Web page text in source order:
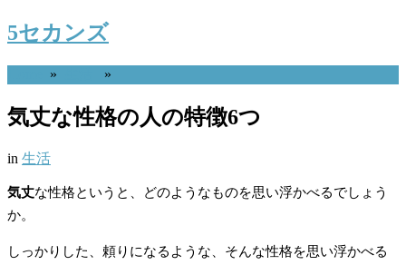
5セカンズ
» »
気丈な性格の人の特徴6つ
in 生活
気丈な性格というと、どのようなものを思い浮かべるでしょう
か。
しっかりした、頼りになるような、そんな性格を思い浮かべる